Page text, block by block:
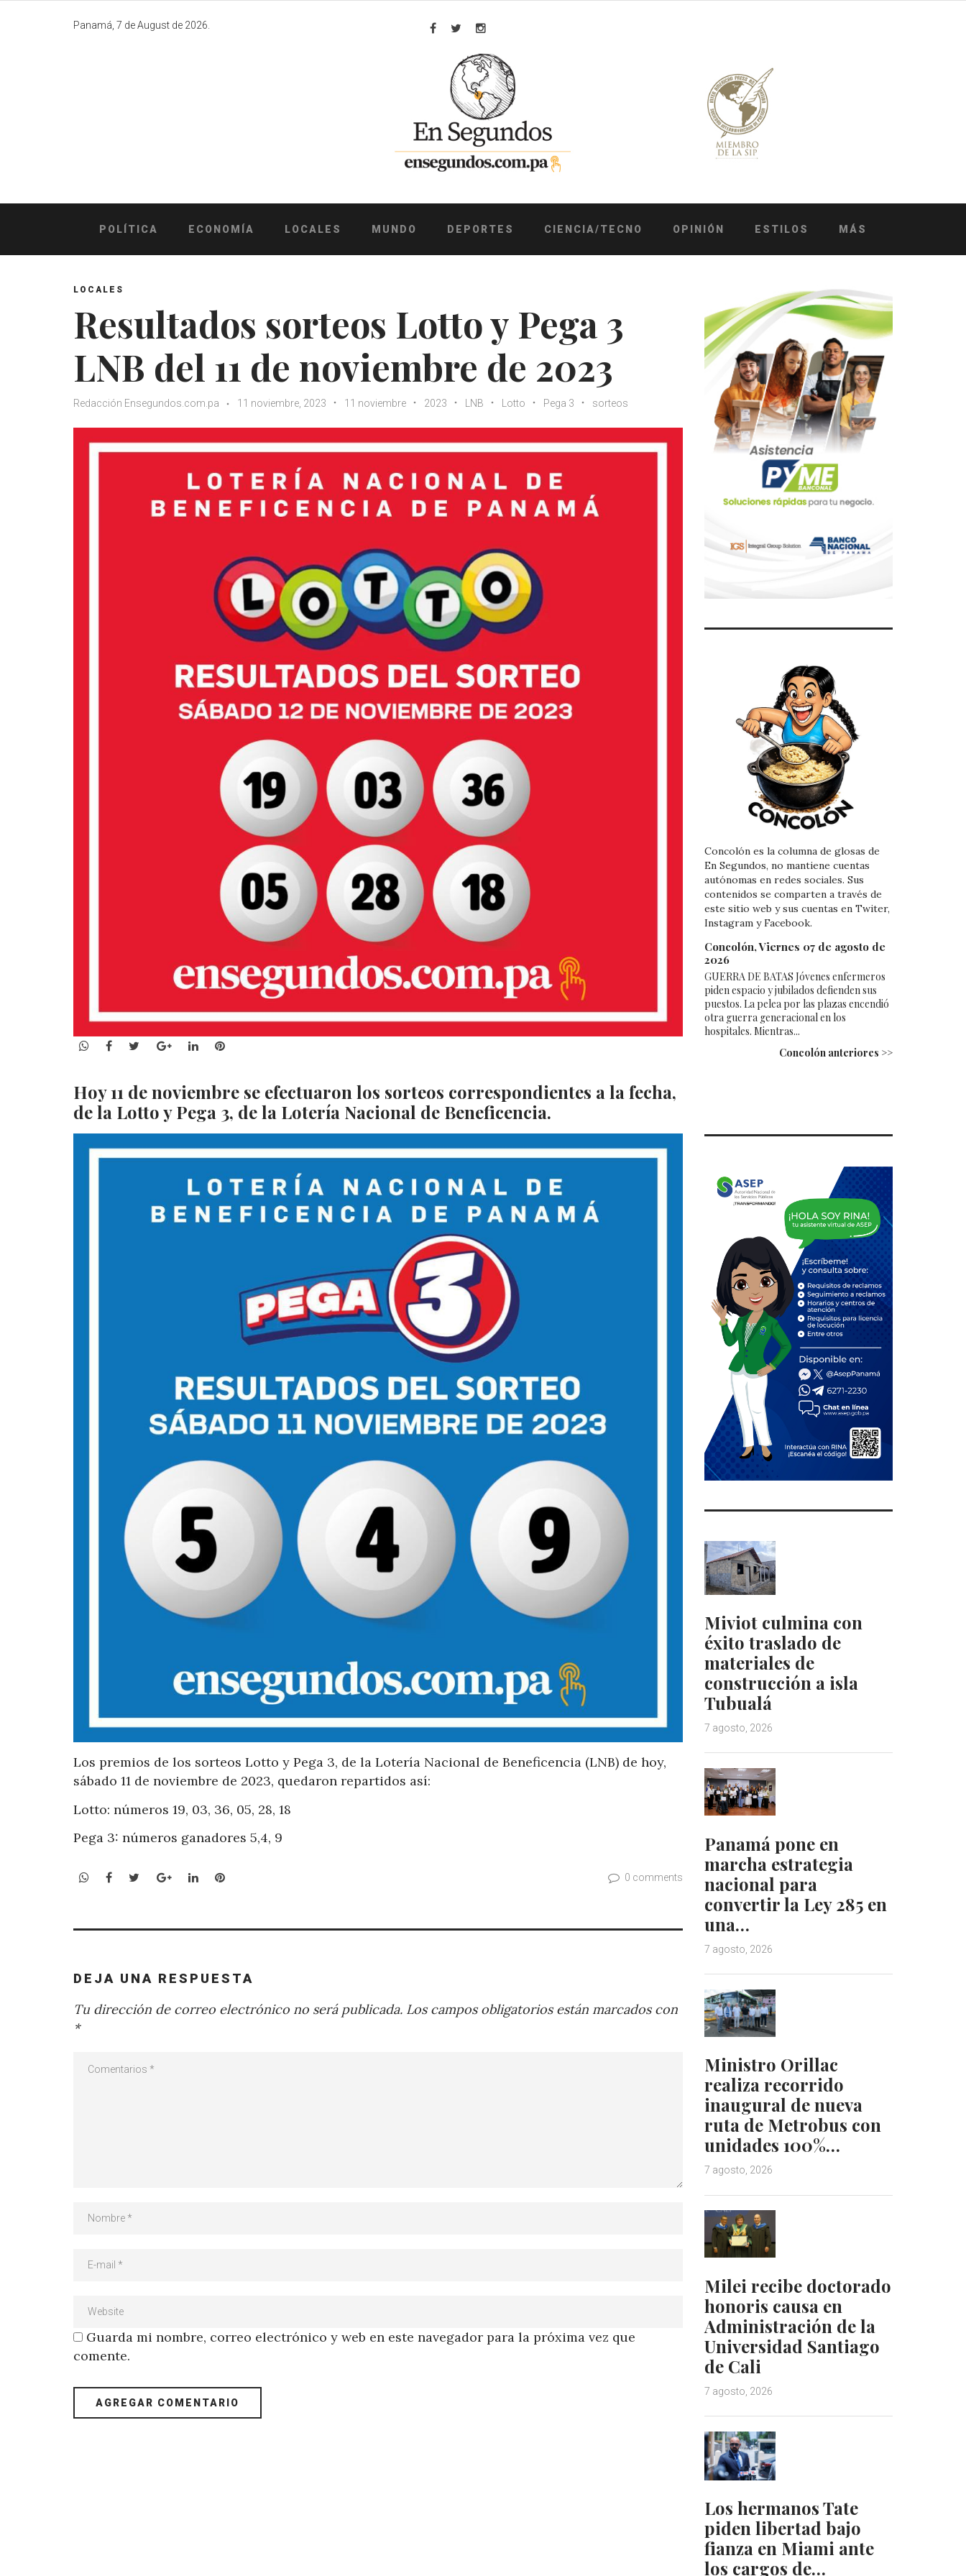
Panamá, 7 de August de 2026.
Facebook
TwitterInstagram
POLÍTICA ECONOMÍA LOCALES MUNDO DEPORTES CIENCIA/TECNO OPINIÓN ESTILOS MÁS
LOCALES
Resultados sorteos Lotto y Pega 3
LNB del 11 de noviembre de 2023
Redacción Ensegundos.com.pa 11 noviembre, 2023 11 noviembre 2023 LNB Lotto Pega 3 sorteos
WhatsApp
Facebook
TwitterGoogle+LinkedInPinterest
Hoy11 de noviembre se efectuaron los sorteos correspondientes a la fecha,
de la Lotto y Pega 3, dela Lotería Nacional de Beneficencia.
Los premios de los sorteos Lotto y Pega 3, de la Lotería Nacional de Beneficencia (LNB) de hoy,
sábado 11 de noviembre de 2023, quedaron repartidos así:
Lotto: números 19, 03, 36, 05, 28, 18
Pega 3: números ganadores 5,4, 9
WhatsApp
Facebook
TwitterGoogle+LinkedInPinterest 0 comments
DEJA UNA RESPUESTA
Tu dirección de correo electrónico no será publicada. Los campos obligatorios están marcados con
*
Guarda mi nombre, correo electrónico y web en este navegador para la próxima vez que
comente.
Concolón es la columna de glosas de
En Segundos, no mantiene cuentas
autónomas en redes sociales. Sus
contenidos se comparten a través de
este sitio web y sus cuentas en Twiter,
Instagram y Facebook.
Concolón, Viernes 07 de agosto de
2026
GUERRA DE BATAS Jóvenes enfermeros
piden espacio y jubilados defienden sus
puestos. La pelea por las plazas encendió
otra guerra generacional en los
hospitales. Mientras...
Concolón anteriores >>
Miviot culmina con
éxito traslado de
materiales de
construcción a isla
Tubualá
7 agosto, 2026
Panamá pone en
marcha estrategia
nacional para
convertir la Ley 285 en
una…
7 agosto, 2026
Ministro Orillac
realiza recorrido
inaugural de nueva
ruta de Metrobus con
unidades 100%…
7 agosto, 2026
Milei recibe doctorado
honoris causa en
Administración de la
Universidad Santiago
de Cali
7 agosto, 2026
Los hermanos Tate
piden libertad bajo
fianza en Miami ante
los cargos de…